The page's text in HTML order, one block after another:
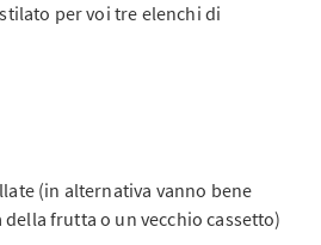
per voi tre elenchi di
(in alternativa vanno bene
della frutta o un vecchio cassetto)